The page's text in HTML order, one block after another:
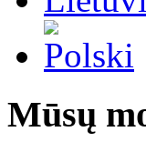
Mūsų